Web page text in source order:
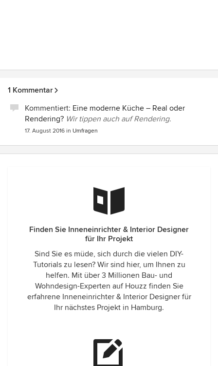
1 Kommentar
Kommentiert: Eine moderne Küche – Real oder
Rendering? Wir tippen auch auf Rendering.
17. August 2016 in Umfragen
Finden Sie Inneneinrichter & Interior Designer
für Ihr Projekt
Sind Sie es müde, sich durch die vielen DIY-
Tutorials zu lesen? Wir sind hier, um Ihnen zu
helfen. Mit über 3 Millionen Bau- und
Wohndesign-Experten auf Houzz finden Sie
erfahrene Inneneinrichter & Interior Designer für
Ihr nächstes Projekt in Hamburg.